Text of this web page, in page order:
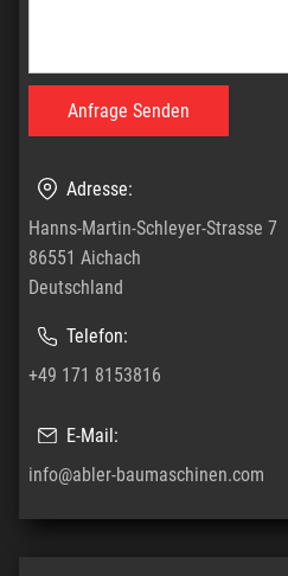
Adresse:
Hanns-Martin-Schleyer-Strasse 7
86551 Aichach
Deutschland
Telefon:
+49 171 8153816
E-Mail:
info@abler-baumaschinen.com